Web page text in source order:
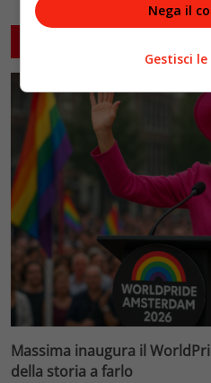
Massima inaugura il
della storia a farlo
Nega il
Gestisci